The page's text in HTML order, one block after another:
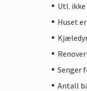
Utl.
Huset
Senger
Antall